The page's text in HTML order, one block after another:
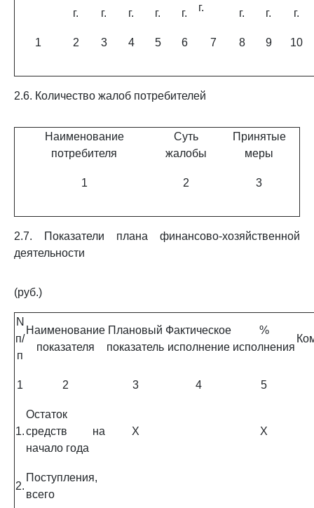
г. г. г. г. г.
г.
г. г. г.
1 2 3 4 5 6 7 8 9 10
2.6. Количество жалоб потребителей
Наименование
потребителя
Суть
жалобы
Принятые
меры
1 2 3
2.7. Показатели плана финансово-хозяйственной
деятельности
(руб.)
N
п/
п
Наименование
показателя
Плановый
показатель
Фактическое
исполнение
%
исполнения
1 2 3 4 5
1.
Остаток
средств на
начало года
X X
2.
Поступления,
всего